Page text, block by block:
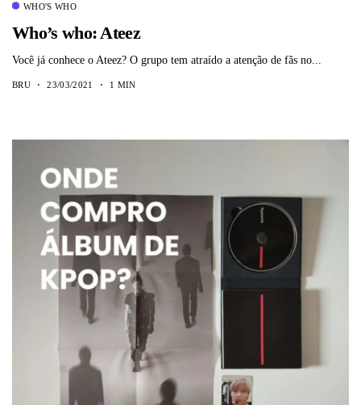
WHO'S WHO
Who’s who: Ateez
Você já conhece o Ateez? O grupo tem atraído a atenção de fãs no...
BRU 23/03/2021 1 MIN